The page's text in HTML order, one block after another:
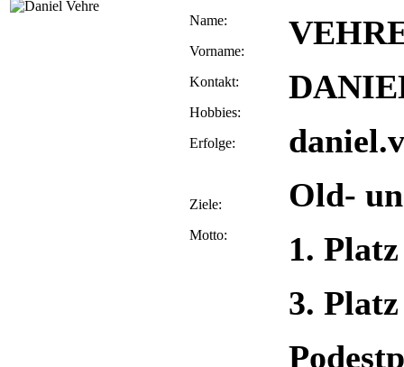
Name:
Vorname:
Kontakt:
Hobbies:
Erfolge:
Ziele:
Motto:
Old-
1.
3.